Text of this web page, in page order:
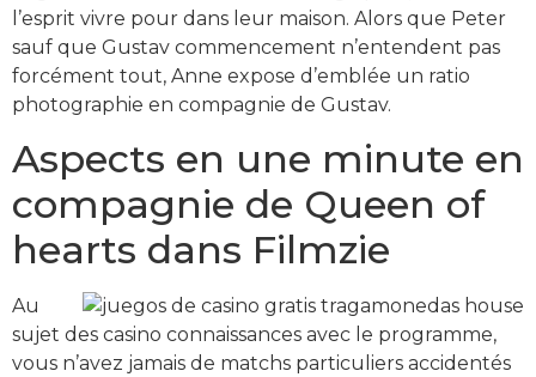
l’esprit vivre pour dans leur maison. Alors que Peter
sauf que Gustav commencement n’entendent pas
forcément tout, Anne expose d’emblée un ratio
photographie en compagnie de Gustav.
Aspects en une minute en
compagnie de Queen of
hearts dans Filmzie
Au
sujet des casino connaissances avec le programme,
vous n’avez jamais de matchs particuliers accidentés